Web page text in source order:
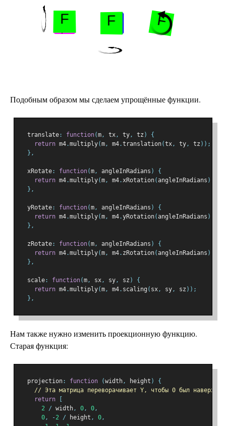
Подобным образом мы сделаем упрощённые функции.
  translate
: function(m, tx, ty, tz )
{
return m4.multiply(m, m4.translation(tx, ty, tz ));
},
  xRotate
: function(m, angleInRadians )
{
return m4.multiply(m, m4.xRotation(angleInRadians ));
},
  yRotate
: function(m, angleInRadians )
{
return m4.multiply(m, m4.yRotation(angleInRadians ));
},
  zRotate
: function(m, angleInRadians )
{
return m4.multiply(m, m4. zRotation(angleInRadians ));
},
  scale
: function(m, sx, sy, sz )
{
return m4.multiply(m, m4. scaling ( sx, sy, sz ));
},
Нам также нужно изменить проекционную функцию.
Старая функция:
  projection
: function (width, height )
{
// Эта матрица переворачивает Y, чтобы 0 был наверху
return
2 / width, 0, 0,
0, -2 / height , 0,